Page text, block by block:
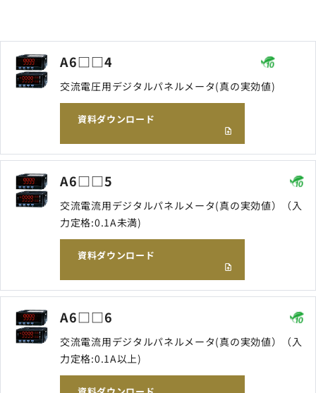
よくあるご質問
A6□□4
交流電圧用デジタルパネルメータ(真の実効値)
資料ダウンロード
A6□□5
交流電流用デジタルパネルメータ(真の実効値）（入
力定格:0.1A未満)
資料ダウンロード
A6□□6
交流電流用デジタルパネルメータ(真の実効値）（入
力定格:0.1A以上)